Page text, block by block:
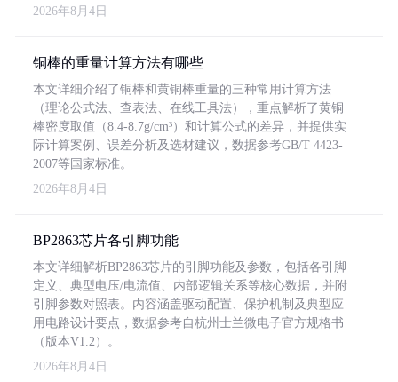
2026年8月4日
铜棒的重量计算方法有哪些
本文详细介绍了铜棒和黄铜棒重量的三种常用计算方法
（理论公式法、查表法、在线工具法），重点解析了黄铜
棒密度取值（8.4-8.7g/cm³）和计算公式的差异，并提供实
际计算案例、误差分析及选材建议，数据参考GB/T 4423-
2007等国家标准。
2026年8月4日
BP2863芯片各引脚功能
本文详细解析BP2863芯片的引脚功能及参数，包括各引脚
定义、典型电压/电流值、内部逻辑关系等核心数据，并附
引脚参数对照表。内容涵盖驱动配置、保护机制及典型应
用电路设计要点，数据参考自杭州士兰微电子官方规格书
（版本V1.2）。
2026年8月4日